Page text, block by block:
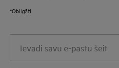
*Obligāti